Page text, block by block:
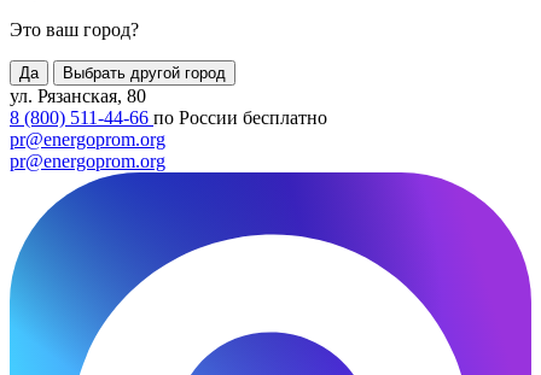
Это ваш город?
Да Выбрать другой город
ул. Рязанская, 80
8 (800) 511-44-66 по России бесплатно
pr@energoprom.org
pr@energoprom.org